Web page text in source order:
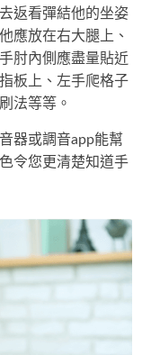
返看彈結他的坐姿
應放在右大腿上、
肘內側應盡量貼近
板上、左手爬格子
法等等。
器或調音app能幫
令您更清楚知道手